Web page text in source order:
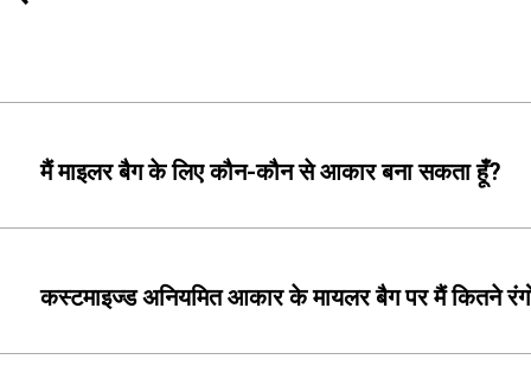
मैं माइलर बैग के लिए कौन-कौन से आकार बना सकता हूँ?
कस्टमाइज्ड अनियमित आकार के मायलर बैग पर मैं कितने